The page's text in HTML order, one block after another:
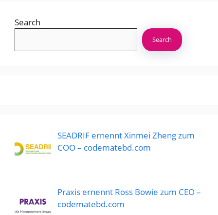
Search
Search
SEADRIF ernennt Xinmei Zheng zum
COO – codematebd.com
Praxis ernennt Ross Bowie zum CEO –
codematebd.com